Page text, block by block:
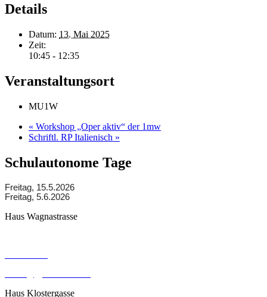
Details
Datum: 13. Mai 2025
Zeit:
10:45 - 12:35
Veranstaltungsort
MU1W
« Workshop „Oper aktiv“ der 1mw
Schriftl. RP Italienisch »
Schulautonome Tage
Freitag, 15.5.2026
Freitag, 5.6.2026
Haus Wagnastrasse
Haus Klostergasse